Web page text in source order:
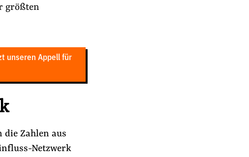
größten
unseren Appell für
die Zahlen aus
Netzwerk